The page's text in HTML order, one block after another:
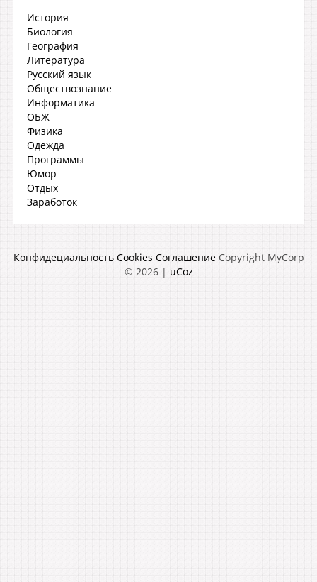
История
Биология
География
Литература
Русский язык
Обществознание
Информатика
ОБЖ
Физика
Одежда
Программы
Юмор
Отдых
Заработок
Конфидециальность Cookies Соглашение Copyright MyCorp
© 2026| uCoz